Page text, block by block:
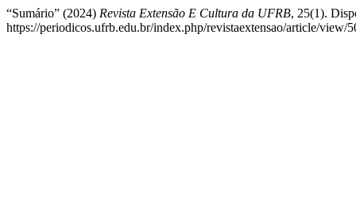
“Sumário” (2024) Revista Extensão E Cultura da UFRB, 25(1).
https://periodicos.ufrb.edu.br/index.php/revistaextensao/article/view/